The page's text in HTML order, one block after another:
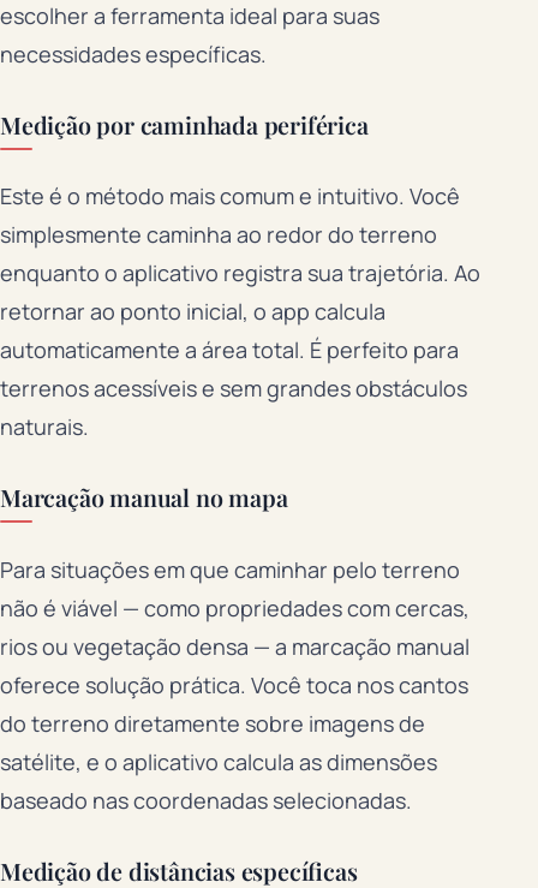
escolher a ferramenta ideal para suas
necessidades específicas.
Medição por caminhada periférica
Este é o método mais comum e intuitivo. Você
simplesmente caminha ao redor do terreno
enquanto o aplicativo registra sua trajetória. Ao
retornar ao ponto inicial, o app calcula
automaticamente a área total. É perfeito para
terrenos acessíveis e sem grandes obstáculos
naturais.
Marcação manual no mapa
Para situações em que caminhar pelo terreno
não é viável — como propriedades com cercas,
rios ou vegetação densa — a marcação manual
oferece solução prática. Você toca nos cantos
do terreno diretamente sobre imagens de
satélite, e o aplicativo calcula as dimensões
baseado nas coordenadas selecionadas.
Medição de distâncias específicas